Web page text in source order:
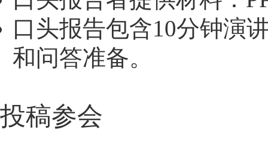
口头报告包含10分钟演
和问答准备。
投稿参会